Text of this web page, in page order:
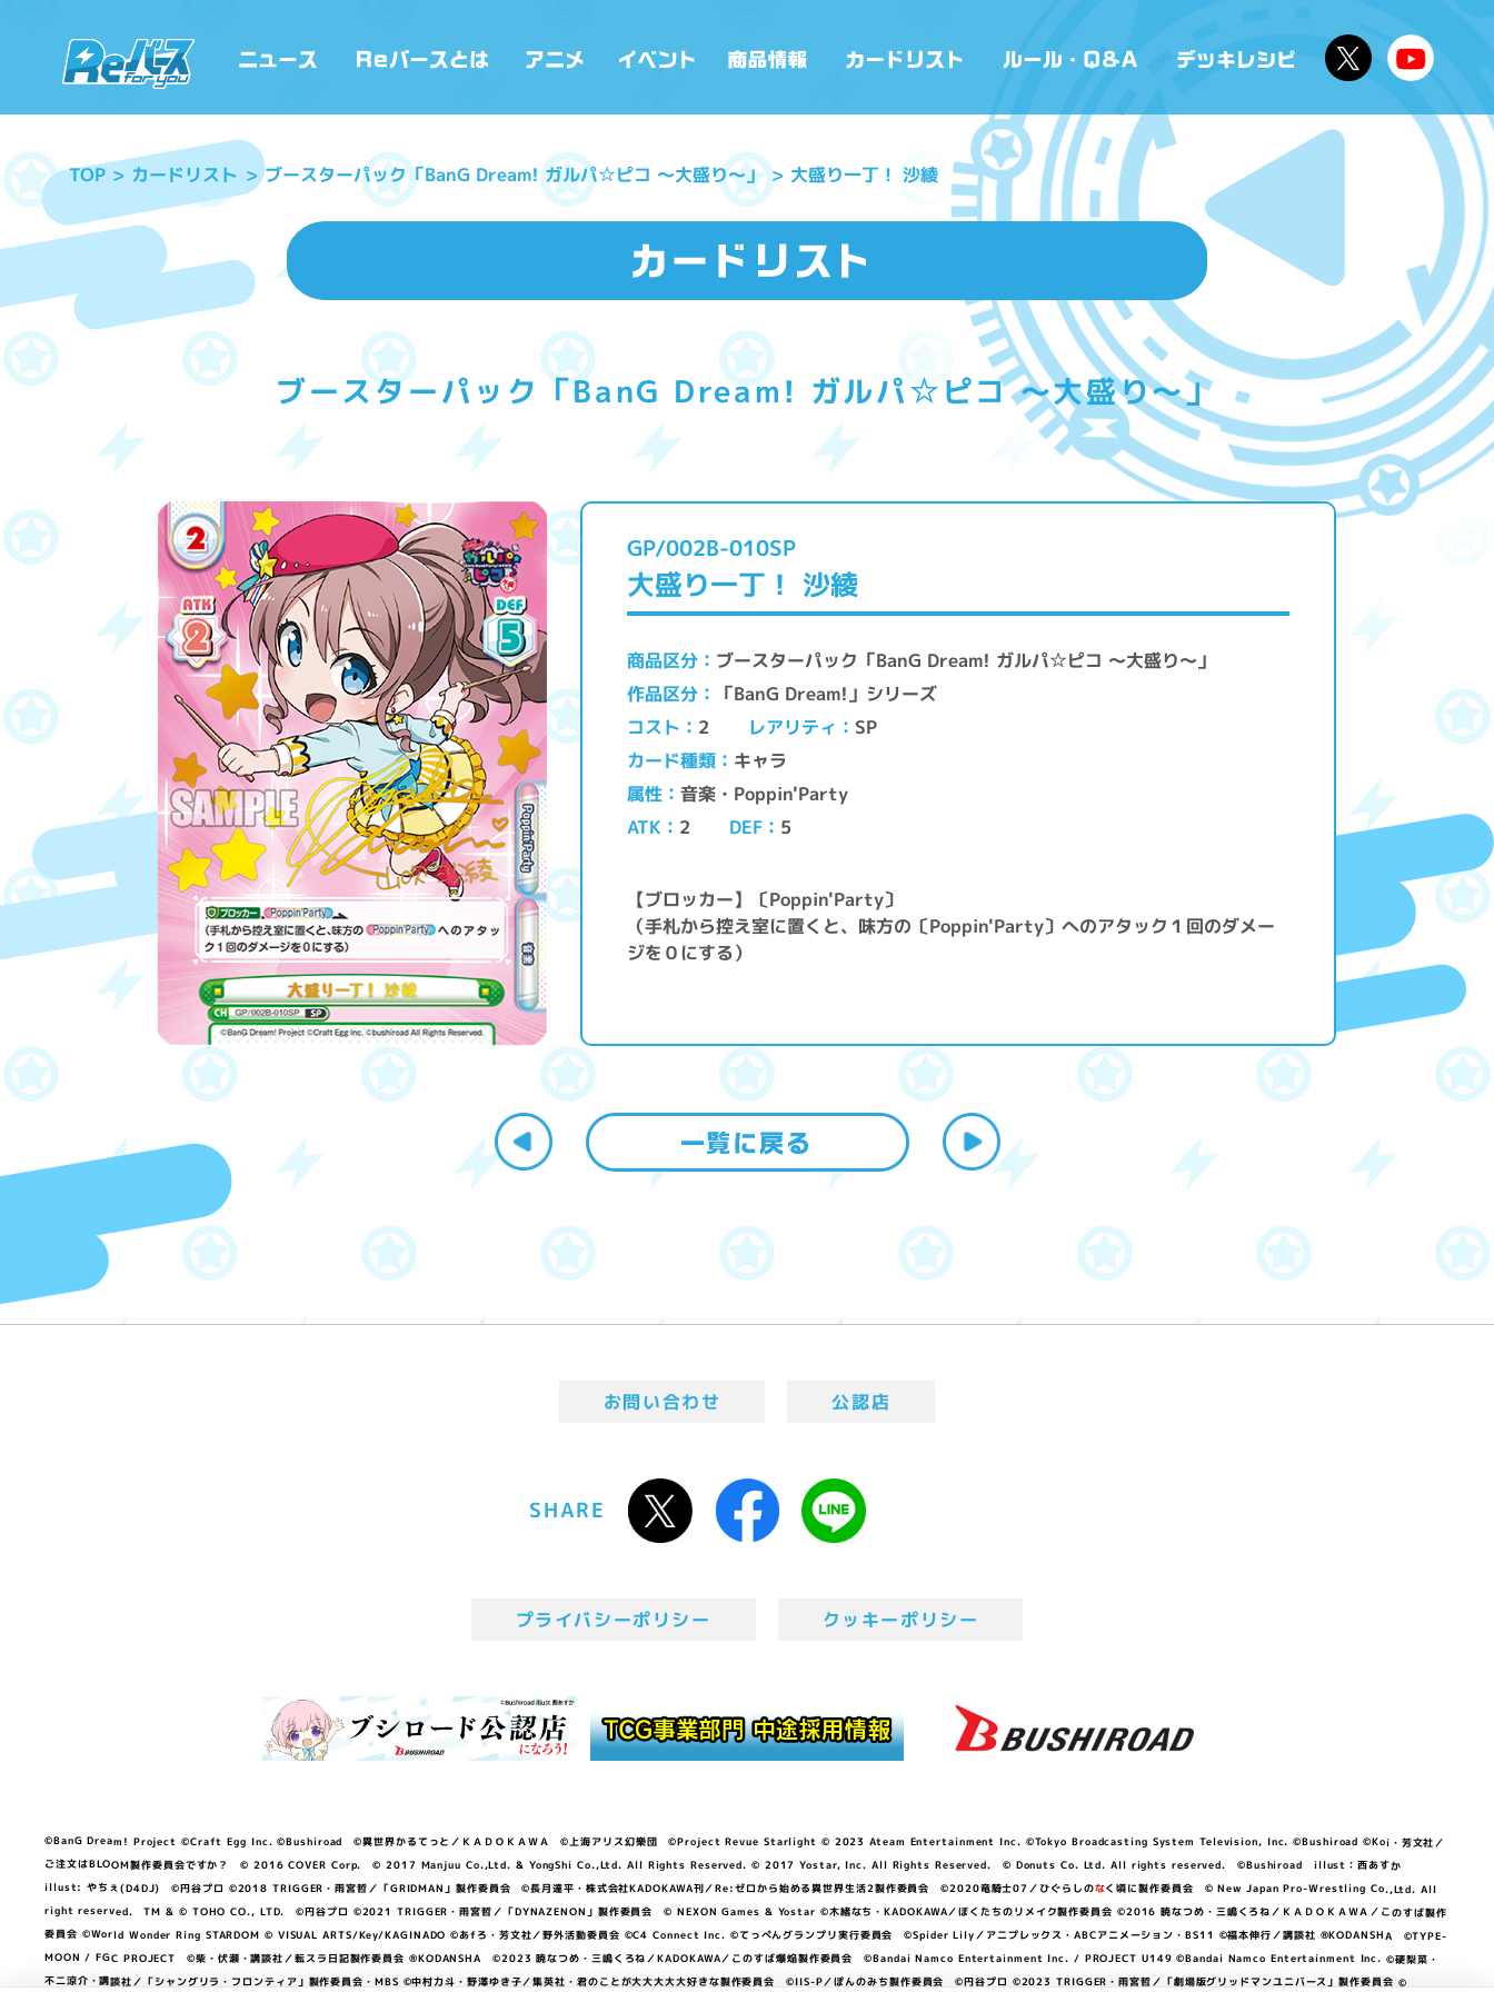
TOP カードリスト ブースターパック「BanG Dream! ガルパ☆ピコ ～大盛り～」 大盛り一丁！ 沙綾
ブースターパック「BanG Dream! ガルパ☆ピコ ～大盛り～」
GP/002B-010SP
大盛り一丁！ 沙綾
商品区分 ブースターパック「BanG Dream! ガルパ☆ピコ ～大盛り～」
作品区分 「BanG Dream!」シリーズ
コスト 2 レアリティ SP
カード種類 キャラ
属性 音楽・Poppin'Party
ATK 2 DEF 5
【ブロッカー】〔Poppin'Party〕
（手札から控え室に置くと、味方の〔Poppin'Party〕へのアタック１回のダメー
ジを０にする）
お問い合わせ 公認店
SHARE
プライバシーポリシー クッキーポリシー
©BanG Dream! Project ©Craft Egg Inc. ©Bushiroad ©異世界かるてっと／ＫＡＤＯＫＡＷＡ ©上海アリス幻樂団 ©Project Revue Starlight © 2023 Ateam Entertainment Inc. ©Tokyo Broadcasting System Television, Inc. ©Bushiroad ©Koi・芳文社／
ご注文はBLOOM製作委員会ですか？ © 2016 COVER Corp. © 2017 Manjuu Co.,Ltd. & YongShi Co.,Ltd. All Rights Reserved. © 2017 Yostar, Inc. All Rights Reserved. © Donuts Co. Ltd. All rights reserved. ©Bushiroad illust：西あすか
illust: やちぇ(D4DJ) ©円谷プロ ©2018 TRIGGER・雨宮哲／「GRIDMAN」製作委員会 ©長月達平・株式会社KADOKAWA刊／Re:ゼロから始める異世界生活2製作委員会 ©2020竜騎士07／ひぐらしのなく頃に製作委員会 © New Japan Pro-Wrestling Co.,Ltd. All
right reserved. TM & © TOHO CO., LTD. ©円谷プロ ©2021 TRIGGER・雨宮哲／「DYNAZENON」製作委員会 © NEXON Games & Yostar ©木緒なち・KADOKAWA／ぼくたちのリメイク製作委員会 ©2016 暁なつめ・三嶋くろね／ＫＡＤＯＫＡＷＡ／このすば製作
委員会 ©World Wonder Ring STARDOM © VISUAL ARTS/Key/KAGINADO ©あfろ・芳文社／野外活動委員会 ©C4 Connect Inc. ©てっぺんグランプリ実行委員会 ©Spider Lily／アニプレックス・ABCアニメーション・BS11 ©福本伸行／講談社 ®KODANSHA ©TYPE-
MOON / FGC PROJECT ©柴・伏瀬・講談社／転スラ日記製作委員会 ®KODANSHA ©2023 暁なつめ・三嶋くろね／KADOKAWA／このすば爆焔製作委員会 ©Bandai Namco Entertainment Inc. / PROJECT U149 ©Bandai Namco Entertainment Inc. ©硬梨菜・
不二涼介・講談社／「シャングリラ・フロンティア」製作委員会・MBS ©中村力斗・野澤ゆき子／集英社・君のことが大大大大大好きな製作委員会 ©IIS-P／ぽんのみち製作委員会 ©円谷プロ ©2023 TRIGGER・雨宮哲／「劇場版グリッドマンユニバース」製作委員会 ©